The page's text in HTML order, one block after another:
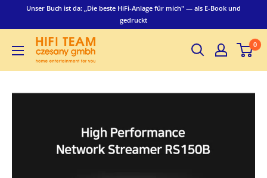
Unser Buch ist da: „Die beste HiFi-Anlage für mich" — als E-Book und
gedruckt
Hifiteam
Czesany
GmbH
0